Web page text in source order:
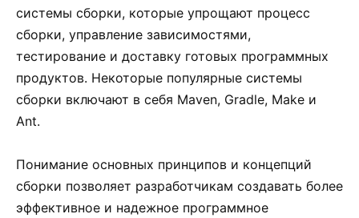
системы сборки, которые упрощают процесс
сборки, управление зависимостями,
тестирование и доставку готовых программных
продуктов. Некоторые популярные системы
сборки включают в себя Maven, Gradle, Make и
Ant.
Понимание основных принципов и концепций
сборки позволяет разработчикам создавать более
эффективное и надежное программное